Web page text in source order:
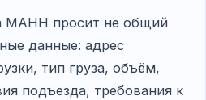
МАНН просит не общий
данные: адрес
тип груза, объём,
подъезда, требования к